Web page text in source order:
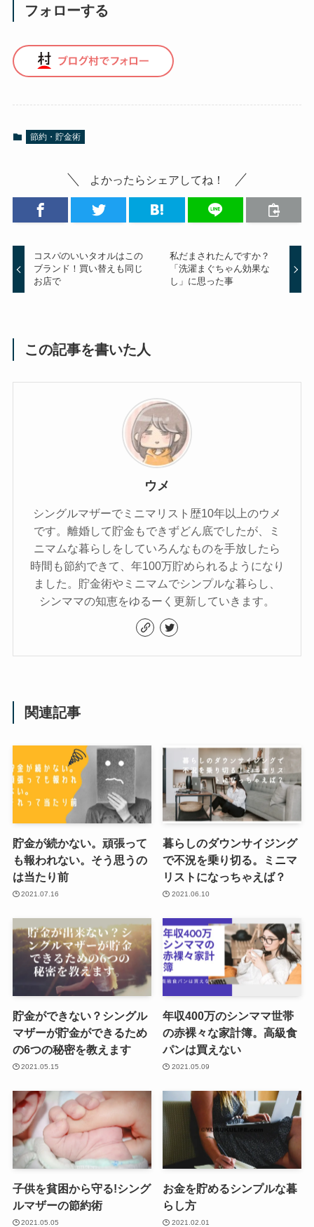
フォローする
節約・貯金術
よかったらシェアしてね！
コスパのいいタオルはこの
ブランド！買い替えも同じ
お店で
私だまされたんですか？
「洗濯まぐちゃん効果な
し」に思った事
この記事を書いた人
ウメ
シングルマザーでミニマリスト歴10年以上のウメ
です。離婚して貯金もできずどん底でしたが、ミ
ニマムな暮らしをしていろんなものを手放したら
時間も節約できて、年100万貯められるようになり
ました。貯金術やミニマムでシンプルな暮らし、
シンママの知恵をゆるーく更新していきます。
関連記事
貯金が続かない。頑張って
も報われない。そう思うの
は当たり前
2021.07.16
暮らしのダウンサイジング
で不況を乗り切る。ミニマ
リストになっちゃえば？
2021.06.10
貯金ができない？シングル
マザーが貯金ができるため
の6つの秘密を教えます
2021.05.15
年収400万のシンママ世帯
の赤裸々な家計簿。高級食
パンは買えない
2021.05.09
子供を貧困から守る!シング
ルマザーの節約術
2021.05.05
お金を貯めるシンプルな暮
らし方
2021.02.01